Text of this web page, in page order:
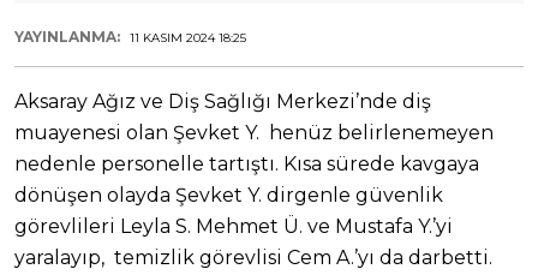
YAYINLANMA: 11 KASIM 2024 18:25
Aksaray Ağız ve Diş Sağlığı Merkezi’nde diş
muayenesi olan Şevket Y. henüz belirlenemeyen
nedenle personelle tartıştı. Kısa sürede kavgaya
dönüşen olayda Şevket Y. dirgenle güvenlik
görevlileri Leyla S. Mehmet Ü. ve Mustafa Y.’yi
yaralayıp, temizlik görevlisi Cem A.’yı da darbetti.